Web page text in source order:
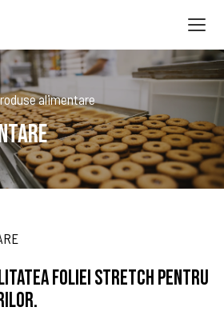
alimentare
foliei stretch pentru